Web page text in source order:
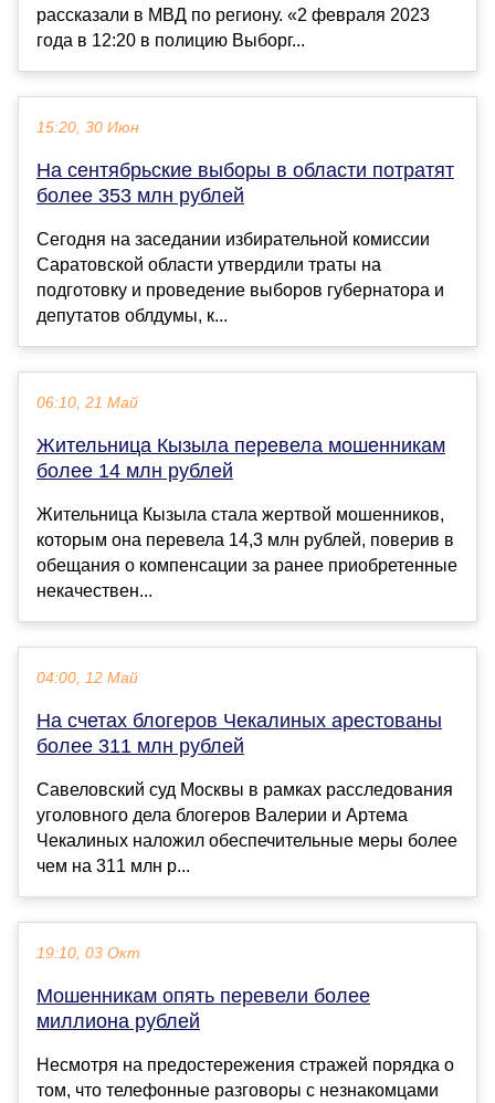
рассказали в МВД по региону. «2 февраля 2023
года в 12:20 в полицию Выборг...
15:20, 30 Июн
На сентябрьские выборы в области потратят
более 353 млн рублей
Сегодня на заседании избирательной комиссии
Саратовской области утвердили траты на
подготовку и проведение выборов губернатора и
депутатов облдумы, к...
06:10, 21 Май
Жительница Кызыла перевела мошенникам
более 14 млн рублей
Жительница Кызыла стала жертвой мошенников,
которым она перевела 14,3 млн рублей, поверив в
обещания о компенсации за ранее приобретенные
некачествен...
04:00, 12 Май
На счетах блогеров Чекалиных арестованы
более 311 млн рублей
Савеловский суд Москвы в рамках расследования
уголовного дела блогеров Валерии и Артема
Чекалиных наложил обеспечительные меры более
чем на 311 млн р...
19:10, 03 Окт
Мошенникам опять перевели более
миллиона рублей
Несмотря на предостережения стражей порядка о
том, что телефонные разговоры с незнакомцами